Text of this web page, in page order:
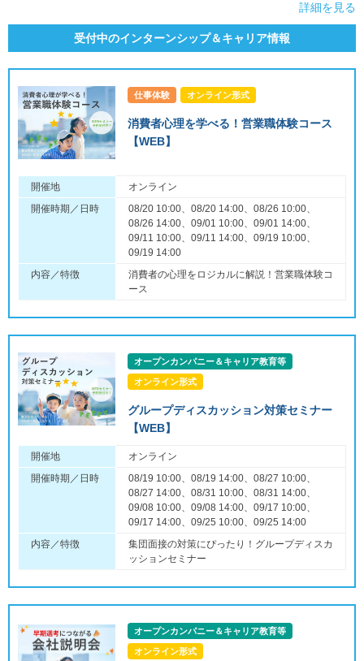
詳細を見る
受付中のインターンシップ＆キャリア情報
仕事体験 オンライン形式
消費者心理を学べる！営業職体験コース
【WEB】
開催地
オンライン
開催時期／日時
08/20 10:00、08/20 14:00、08/26 10:00、
08/26 14:00、09/01 10:00、09/01 14:00、
09/11 10:00、09/11 14:00、09/19 10:00、
09/19 14:00
内容／特徴
消費者の心理をロジカルに解説！営業職体験コ
ース
オープンカンパニー＆キャリア教育等
オンライン形式
グループディスカッション対策セミナー
【WEB】
開催地
オンライン
開催時期／日時
08/19 10:00、08/19 14:00、08/27 10:00、
08/27 14:00、08/31 10:00、08/31 14:00、
09/08 10:00、09/08 14:00、09/17 10:00、
09/17 14:00、09/25 10:00、09/25 14:00
内容／特徴
集団面接の対策にぴったり！グループディスカ
ッションセミナー
オープンカンパニー＆キャリア教育等
オンライン形式